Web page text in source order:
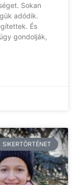
Sokan
adódik.
És
gondolják,
SIKERTÖRTÉNET